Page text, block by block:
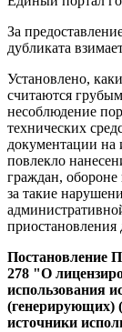
За
дубликата
Установлено,
считаются
несоблюдение
технических
документации на
повлекло
граждан, обороне
за такие
приостановления
Постановление
278 "О
использования
(генерирующих)
источники